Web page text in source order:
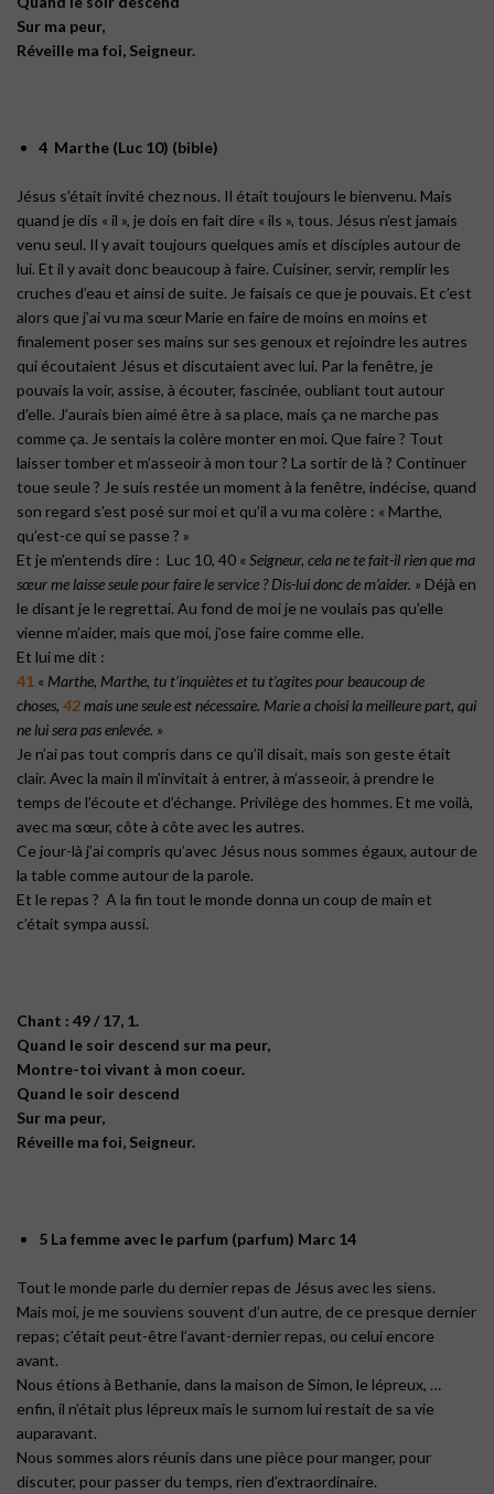
Sur ma peur,
Réveille ma foi, Seigneur.
4 Marthe (Luc 10) (bible)
Jésus s’était invité chez nous. Il était toujours le bienvenu. Mais
quand je dis « il », je dois en fait dire « ils », tous. Jésus n’est jamais
venu seul. Il y avait toujours quelques amis et disciples autour de
lui. Et il y avait donc beaucoup à faire. Cuisiner, servir, remplir les
cruches d’eau et ainsi de suite. Je faisais ce que je pouvais. Et c’est
alors que j’ai vu ma sœur Marie en faire de moins en moins et
finalement poser ses mains sur ses genoux et rejoindre les autres
qui écoutaient Jésus et discutaient avec lui. Par la fenêtre, je
pouvais la voir, assise, à écouter, fascinée, oubliant tout autour
d’elle. J’aurais bien aimé être à sa place, mais ça ne marche pas
comme ça. Je sentais la colère monter en moi. Que faire ? Tout
laisser tomber et m’asseoir à mon tour ? La sortir de là ? Continuer
toue seule ? Je suis restée un moment à la fenêtre, indécise, quand
son regard s’est posé sur moi et qu’il a vu ma colère : « Marthe,
qu’est-ce qui se passe ? »
Et je m’entends dire : Luc 10, 40 « Seigneur, cela ne te fait-il rien que ma
sœur me laisse seule pour faire le service ? Dis-lui donc de m’aider. » Déjà en
le disant je le regrettai. Au fond de moi je ne voulais pas qu’elle
vienne m’aider, mais que moi, j’ose faire comme elle.
Et lui me dit :
41 « Marthe, Marthe, tu t’inquiètes et tu t’agites pour beaucoup de
choses, 42mais une seule est nécessaire. Marie a choisi la meilleure part, qui
ne lui sera pas enlevée. »
Je n’ai pas tout compris dans ce qu’il disait, mais son geste était
clair. Avec la main il m’invitait à entrer, à m’asseoir, à prendre le
temps de l’écoute et d’échange. Privilège des hommes. Et me voilà,
avec ma sœur, côte à côte avec les autres.
Ce jour-là j’ai compris qu’avec Jésus nous sommes égaux, autour de
la table comme autour de la parole.
Et le repas ? A la fin tout le monde donna un coup de main et
c’était sympa aussi.
Chant : 49 / 17, 1.
Quand le soir descend sur ma peur,
Montre-toi vivant à mon coeur.
Quand le soir descend
Sur ma peur,
Réveille ma foi, Seigneur.
5 La femme avec le parfum (parfum) Marc 14
Tout le monde parle du dernier repas de Jésus avec les siens.
Mais moi, je me souviens souvent d’un autre, de ce presque dernier
repas; c’était peut-être l’avant-dernier repas, ou celui encore
avant.
Nous étions à Bethanie, dans la maison de Simon, le lépreux, …
enfin, il n’était plus lépreux mais le surnom lui restait de sa vie
auparavant.
Nous sommes alors réunis dans une pièce pour manger, pour
discuter, pour passer du temps, rien d’extraordinaire.